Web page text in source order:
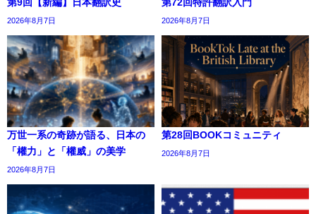
第9回【新編】日本翻訳史
2026年8月7日
第72回特許翻訳入門
2026年8月7日
万世一系の奇跡が語る、日本の
「權力」と「權威」の美学
2026年8月7日
第28回BOOKコミュニティ
2026年8月7日